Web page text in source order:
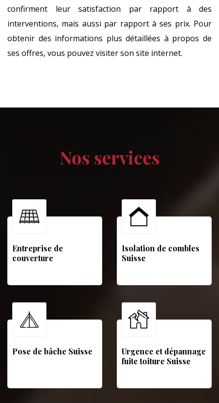
confirment leur satisfaction par rapport à des
interventions, mais aussi par rapport à ses prix. Pour
obtenir des informations plus détaillées à propos de
ses offres, vous pouvez visiter son site internet.
Nos services
Entreprise de
couverture
Isolation de combles
Suisse
Pose de bâche Suisse
Urgence et dépannage
fuite toiture Suisse